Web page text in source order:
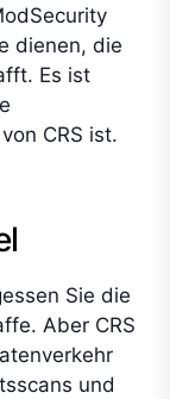
dienen, die
Es ist
CRS ist.
Sie die
Aber CRS
und